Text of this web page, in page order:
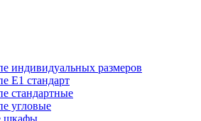
индивидуальных размеров
Е1 стандарт
стандартные
угловые
шкафы